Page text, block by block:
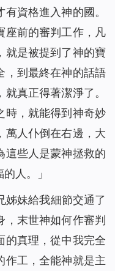
資格進入神的國。
座前的審判工作，凡
就是被提到了神的寶
，到最終在神的話語
真正得著潔淨了。
時，就能得到神奇妙
萬人仆倒在右邊，大
這些人是蒙神拯救的
人。」
姊妹給我細節交通了
末世神如何作審判
的真理，從中我完全
作工，全能神就是主